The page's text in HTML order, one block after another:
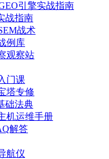
引擎实战指南
战指南
战术
例库
观察站
门课
塔专修
础法典
机运维手册
解答
航仪